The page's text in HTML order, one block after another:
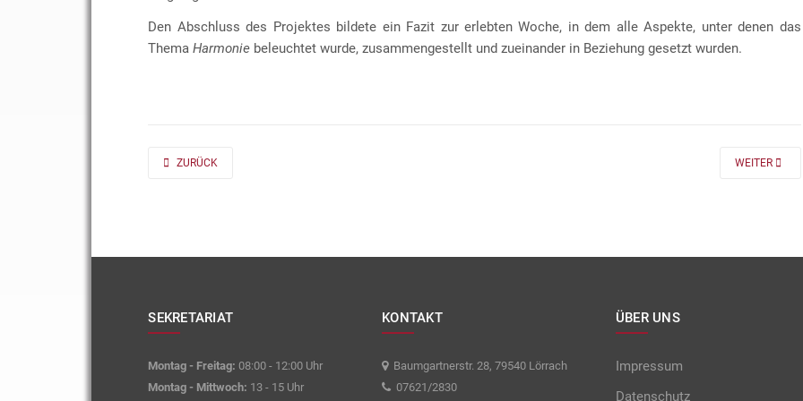
Den Abschluss des Projektes bildete ein Fazit zur erlebten Woche, in dem alle Aspekte, unter denen das
ThemaHarmonie beleuchtet wurde, zusammengestellt und zueinander in Beziehung gesetzt wurden.
PREVIOUS ARTICLE: AD FONTES 2019/20 „MASS“ FÜR DIE KLASSEN 7 UND 8
ZURÜCK NEXT
WEITER
SEKRETARIAT
Montag - Freitag: 08:00 - 12:00 Uhr
Montag - Mittwoch: 13 - 15 Uhr
KONTAKT
Baumgartnerstr. 28, 79540 Lörrach
07621/2830
ÜBER UNS
Impressum
Datenschutz